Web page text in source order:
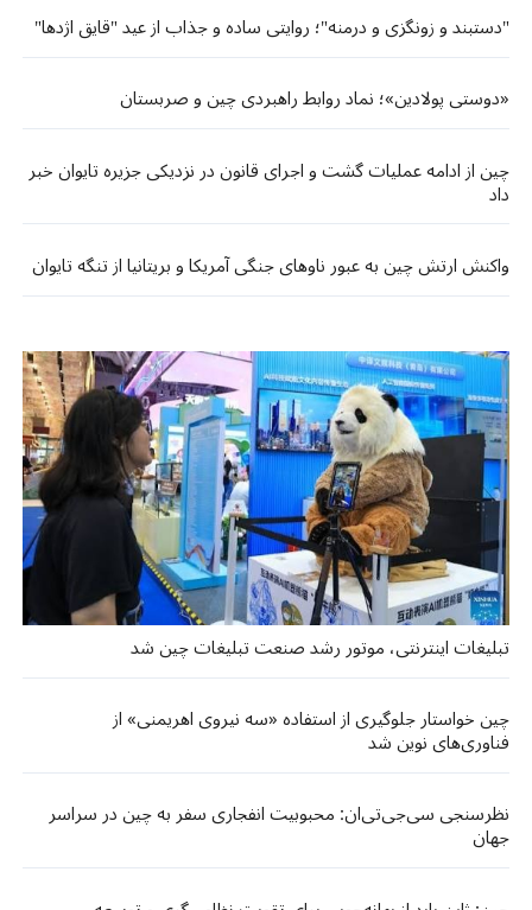
"دستبند و زونگزی و درمنه"؛ روایتی ساده و جذاب از عید "قایق اژدها"
«دوستی پولادین»؛ نماد روابط راهبردی چین و صربستان
چین از ادامه عملیات گشت و اجرای قانون در نزدیکی جزیره تایوان خبر
داد
واکنش ارتش چین به عبور ناوهای جنگی آمریکا و بریتانیا از تنگه تایوان
تبلیغات اینترنتی، موتور رشد صنعت تبلیغات چین شد
چین خواستار جلوگیری از استفاده «سه نیروی اهریمنی» از
فناوری‌های نوین شد
نظرسنجی سی‌جی‌تی‌ان: محبوبیت انفجاری سفر به چین در سراسر
جهان